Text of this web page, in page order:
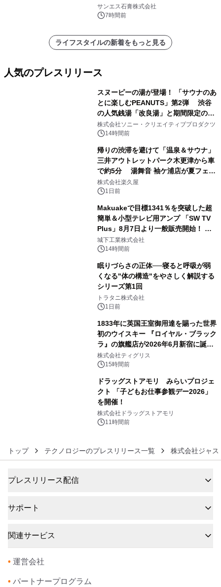
れました。
サンエス石膏株式会社
7時間前
ライフスタイルの新着をもっと見る
人気のプレスリリース
スヌーピーの湯が登場！ 「サウナのあ
とに楽しむPEANUTS」第2弾 渋谷
の人気銭湯「改良湯」と期間限定のコ
ラボレーション サウナイキタイコラ
ボグッズも発売決定！
株式会社ソニー・クリエイティブプロダクツ
14時間前
帰りの渋滞を避けて「温泉＆サウナ」
三井アウトレットパーク木更津から車
で約5分 湯舞音 袖ケ浦店が夏フェア
メニューを提供
株式会社楽久屋
1日前
Makuakeで目標1341％を突破した超
簡単＆小型テレビ用アンプ 「SW TV
Plus」8月7日より一般販売開始！ ケ
ーブル1本つなぐだけ、テレビの音が
ぐっと豊かに
城下工業株式会社
14時間前
眠りづらさの正体──寝ると呼吸が弱
くなる"体の構造"をやさしく解説する
シリーズ第1回
トラタニ株式会社
1日前
1833年に英国王室御用達を賜った世界
初のウイスキー 『ロイヤル・ブラック
ラ』の旗艦店が2026年6月新宿に誕
生 バカルディ ジャパンと連携した
没入型バー「BAR Arca」
株式会社ティグリス
15時間前
ドラッグストアモリ みらいプロジェ
クト 「子どもお仕事参観デー2026」
を開催！
株式会社ドラッグストアモリ
11時間前
トップ テクノロジーのプレスリリース一覧 株式会社ジャス
プレスリリース配信
サポート
関連サービス
• 運営会社
• パートナープログラム